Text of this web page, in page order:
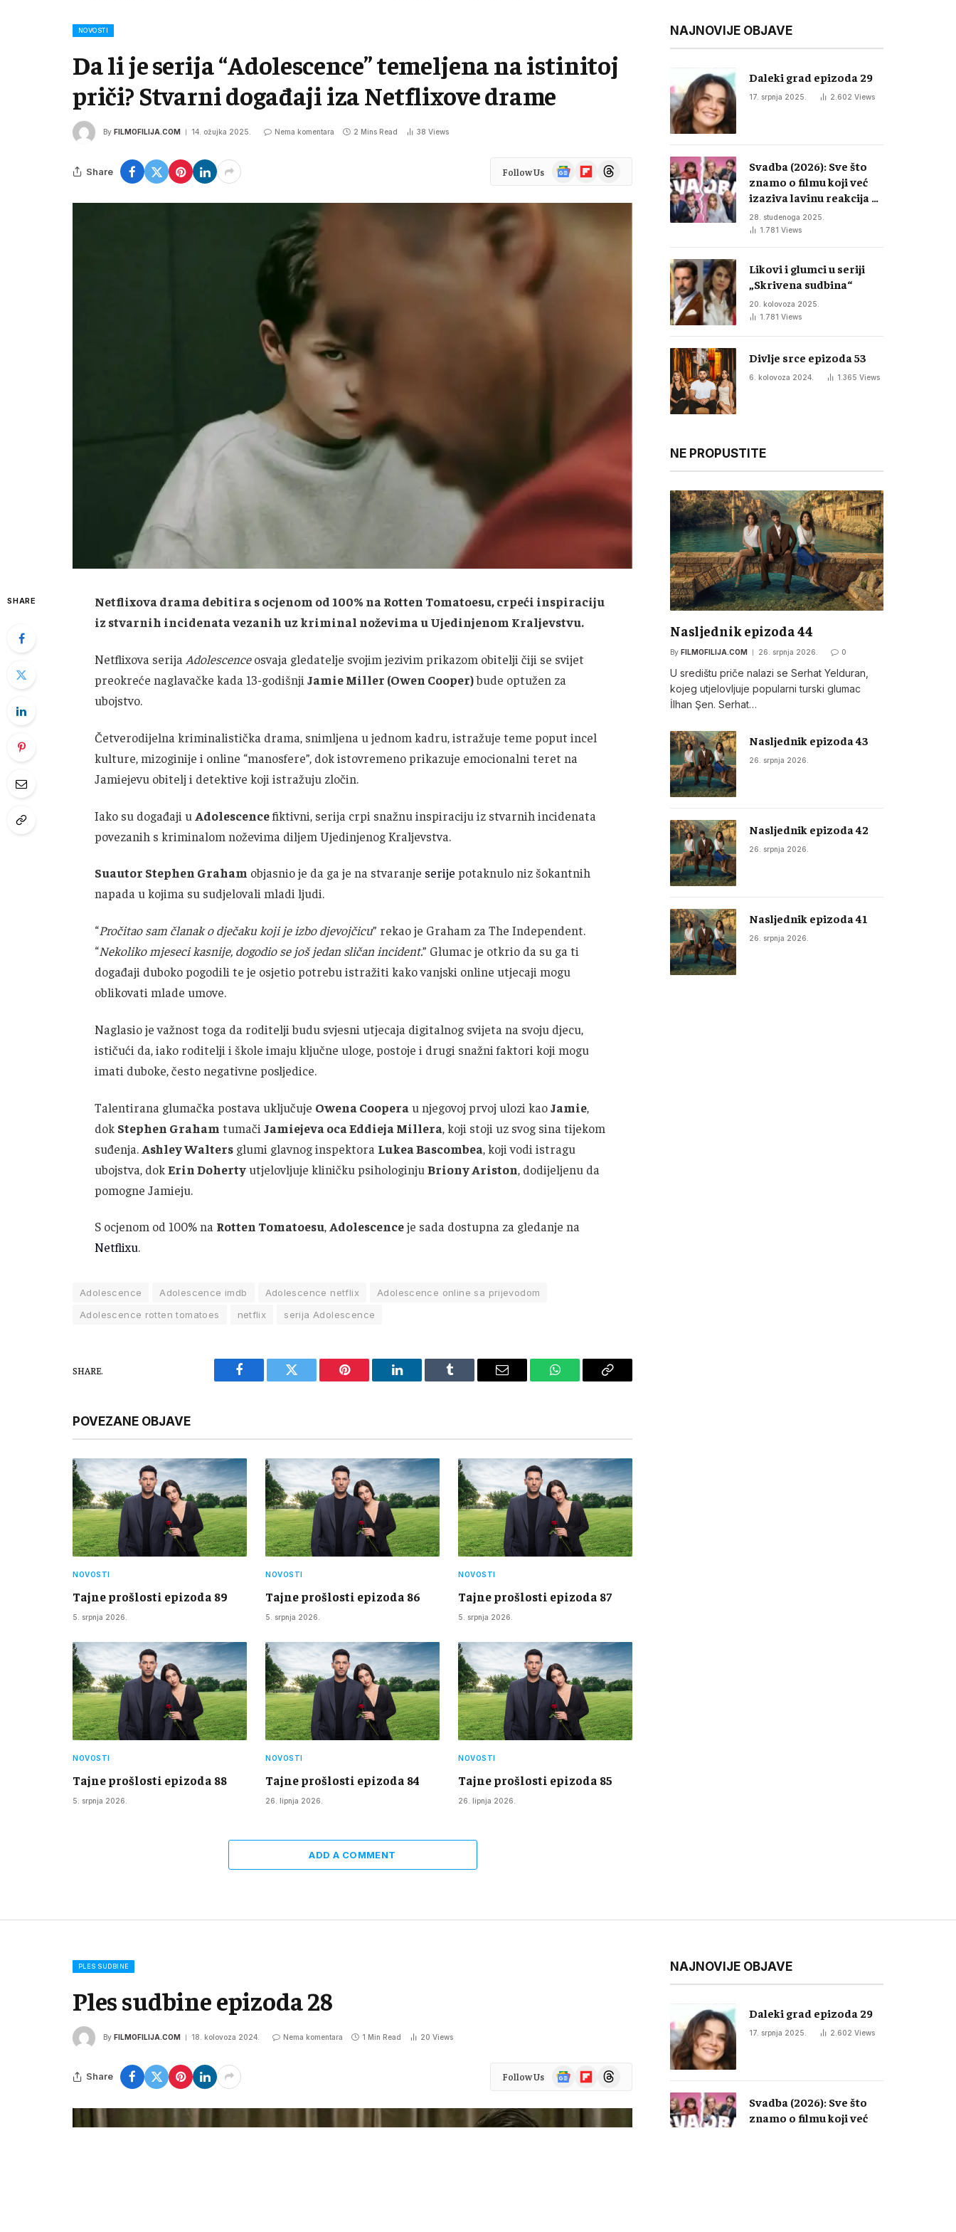
NOVOSTI
Da li je serija “Adolescence” temeljena na istinitoj
priči? Stvarni događaji iza Netflixove drame
By FILMOFILIJA.COM 14. ožujka 2025. Nema komentara 2 Mins Read 38 Views
Share Follow Us
Google
News
FlipboardThreads
SHARE
Netflixova drama debitira s ocjenom od 100% na Rotten Tomatoesu, crpeći inspiraciju
iz stvarnih incidenata vezanih uz kriminal noževima u Ujedinjenom Kraljevstvu.
Netflixova serija Adolescenceosvaja gledatelje svojim jezivim prikazom obitelji čiji se svijet
preokreće naglavačke kada 13-godišnji Jamie Miller (Owen Cooper)bude optužen za
ubojstvo.
Četverodijelna kriminalistička drama, snimljena u jednom kadru, istražuje teme poput incel
kulture, mizoginije i online “manosfere”, dok istovremeno prikazuje emocionalni teret na
Jamiejevu obitelj i detektive koji istražuju zločin.
Iako su događaji u Adolescencefiktivni, serija crpi snažnu inspiraciju iz stvarnih incidenata
povezanih s kriminalom noževima diljem Ujedinjenog Kraljevstva.
Suautor Stephen Graham objasnio je da ga je na stvaranje serije potaknulo niz šokantnih
napada u kojima su sudjelovali mladi ljudi.
“Pročitao sam članak o dječaku koji je izbo djevojčicu” rekao je Graham za The Independent.
“Nekoliko mjeseci kasnije, dogodio se još jedan sličan incident.” Glumac je otkrio da su ga ti
događaji duboko pogodili te je osjetio potrebu istražiti kako vanjski online utjecaji mogu
oblikovati mlade umove.
Naglasio je važnost toga da roditelji budu svjesni utjecaja digitalnog svijeta na svoju djecu,
ističući da, iako roditelji i škole imaju ključne uloge, postoje i drugi snažni faktori koji mogu
imati duboke, često negativne posljedice.
Talentirana glumačka postava uključuje Owena Cooperau njegovoj prvoj ulozi kaoJamie,
dok Stephen Graham tumači Jamiejeva oca Eddieja Millera, koji stoji uz svog sina tijekom
suđenja. Ashley Waltersglumi glavnog inspektora Lukea Bascombea, koji vodi istragu
ubojstva, dokErin Dohertyutjelovljuje kliničku psihologinju Briony Ariston, dodijeljenu da
pomogne Jamieju.
S ocjenom od 100% na Rotten Tomatoesu, Adolescenceje sada dostupna za gledanje na
Netflixu.
Adolescence Adolescence imdb Adolescence netflix
Adolescence online sa prijevodom
Adolescence rotten tomatoes
netflix serija Adolescence
SHARE.
Facebook Twitter Pinterest LinkedIn Tumblr Email WhatsAppCopy
POVEZANE OBJAVE
NOVOSTI
Tajne prošlosti epizoda 89
5. srpnja 2026.
NOVOSTI
Tajne prošlosti epizoda 86
5. srpnja 2026.
NOVOSTI
Tajne prošlosti epizoda 87
5. srpnja 2026.
NOVOSTI
Tajne prošlosti epizoda 88
5. srpnja 2026.
NOVOSTI
Tajne prošlosti epizoda 84
26. lipnja 2026.
NOVOSTI
Tajne prošlosti epizoda 85
26. lipnja 2026.
ADD A COMMENT
NAJNOVIJE OBJAVE
Daleki grad epizoda 29
17. srpnja 2025. 2.602 Views
Svadba (2026): Sve što
znamo o filmu koji već
izaziva lavinu reakcija u
regiji
28. studenoga 2025.
1.781 Views
Likovi i glumci u seriji
„Skrivena sudbina“
20. kolovoza 2025.
1.781 Views
Divlje srce epizoda 53
6. kolovoza 2024. 1.365 Views
NE PROPUSTITE
Nasljednik epizoda 44
By FILMOFILIJA.COM 26. srpnja 2026. 0
U središtu priče nalazi se Serhat Yelduran,
kojeg utjelovljuje popularni turski glumac
İlhan Şen. Serhat…
Nasljednik epizoda 43
26. srpnja 2026.
Nasljednik epizoda 42
26. srpnja 2026.
Nasljednik epizoda 41
26. srpnja 2026.
PLES SUDBINE
Ples sudbine epizoda 28
By FILMOFILIJA.COM 18. kolovoza 2024. Nema komentara 1 Min Read 20 Views
Share Follow Us
Google
News
FlipboardThreads
NAJNOVIJE OBJAVE
Daleki grad epizoda 29
17. srpnja 2025. 2.602 Views
Svadba (2026): Sve što
znamo o filmu koji već